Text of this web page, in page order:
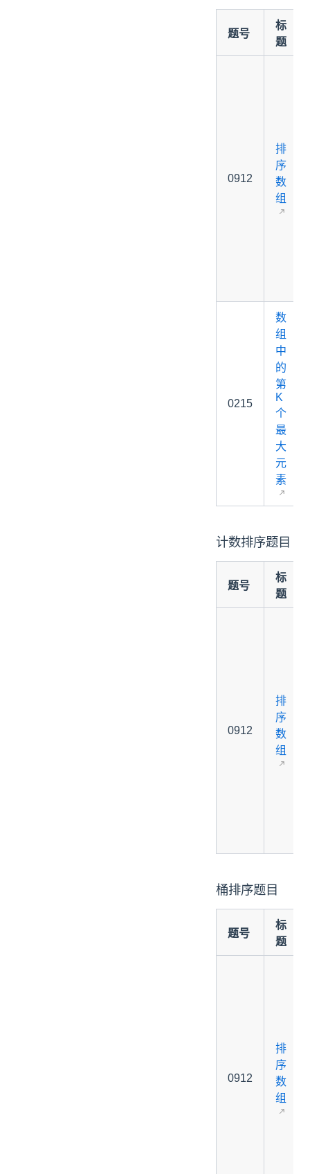
题号
标
题
0912
排
序
数
组
0215
数
组
中
的
第
K
个
最
大
元
素
计数排序题目
题号
标
题
0912
排
序
数
组
桶排序题目
题号
标
题
0912
排
序
数
组